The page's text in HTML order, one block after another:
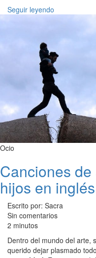
Seguir leyendo
Ocio
Canciones
hijos en
Escrito por: Sacra
Sin comentarios
2 minutos
Dentro del mundo del arte,
querido dejar plasmado todo